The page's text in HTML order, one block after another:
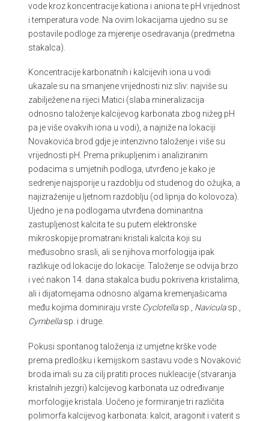
vode kroz koncentracije kationa i aniona te pH vrijednost
i temperatura vode. Na ovim lokacijama ujedno su se
postavile podloge za mjerenje osedravanja (predmetna
stakalca).
Koncentracije karbonatnih i kalcijevih iona u vodi
ukazale su na smanjene vrijednosti niz sliv: najviše su
zabilježene na rijeci Matici (slaba mineralizacija
odnosno taloženje kalcijevog karbonata zbog nižeg pH
pa je više ovakvih iona u vodi), a najniže na lokaciji
Novakovića brod gdje je intenzivno taloženje i više su
vrijednosti pH. Prema prikupljenim i analiziranim
podacima s umjetnih podloga, utvrđeno je kako je
sedrenje najsporije u razdoblju od studenog do ožujka, a
najizraženije u ljetnom razdoblju (od lipnja do kolovoza).
Ujedno je na podlogama utvrđena dominantna
zastupljenost kalcita te su putem elektronske
mikroskopije promatrani kristali kalcita koji su
međusobno srasli, ali se njihova morfologija ipak
razlikuje od lokacije do lokacije. Taloženje se odvija brzo
i već nakon 14. dana stakalca budu pokrivena kristalima,
ali i dijatomejama odnosno algama kremenjašicama
među kojima dominiraju vrste Cyclotellasp., Naviculasp.,
Cymbellasp. i druge.
Pokusi spontanog taloženja iz umjetne krške vode
prema predlošku i kemijskom sastavu vode s Novaković
broda imali su za cilj pratiti proces nukleacije (stvaranja
kristalnih jezgri) kalcijevog karbonata uz određivanje
morfologije kristala. Uočeno je formiranje tri različita
polimorfa kalcijevog karbonata: kalcit, aragonit i vaterit s